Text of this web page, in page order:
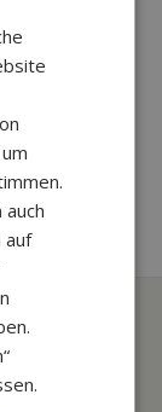
und Tagen,
an.“
auf